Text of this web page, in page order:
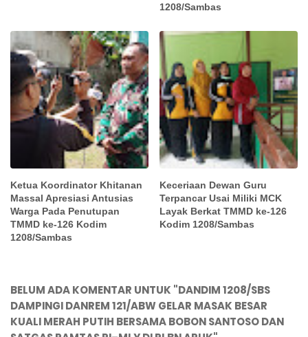
1208/Sambas
Ketua Koordinator Khitanan
Massal Apresiasi Antusias
Warga Pada Penutupan
TMMD ke-126 Kodim
1208/Sambas
Keceriaan Dewan Guru
Terpancar Usai Miliki MCK
Layak Berkat TMMD ke-126
Kodim 1208/Sambas
BELUM ADA KOMENTAR UNTUK "DANDIM 1208/SBS
DAMPINGI DANREM 121/ABW GELAR MASAK BESAR
KUALI MERAH PUTIH BERSAMA BOBON SANTOSO DAN